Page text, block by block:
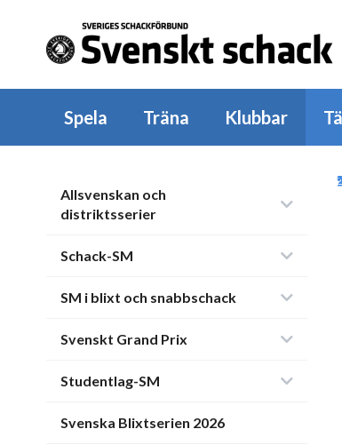
Spela Träna Klubbar
Allsvenskan och
distriktsserier
Schack-SM
SM i blixt och snabbschack
Svenskt Grand Prix
Studentlag-SM
Svenska Blixtserien 2026